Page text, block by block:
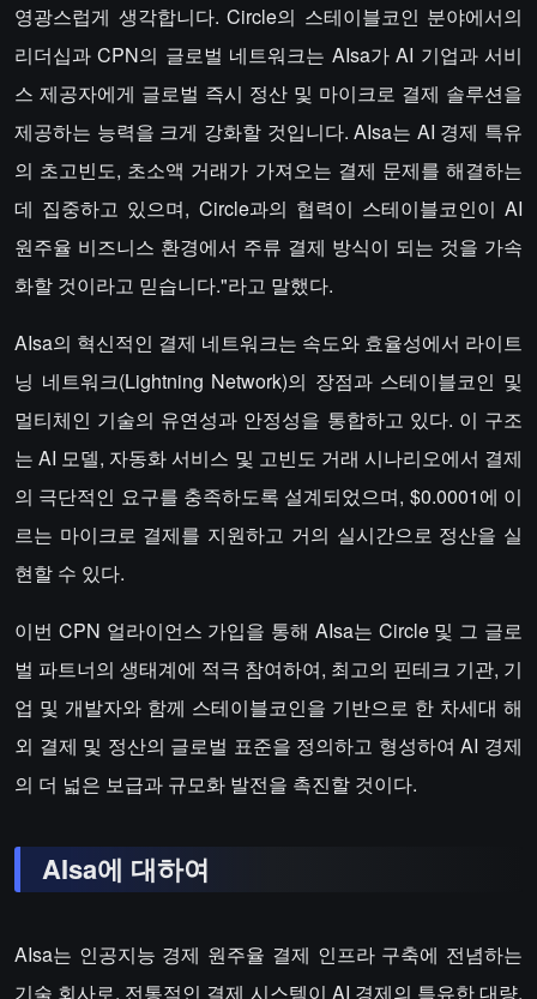
영광스럽게 생각합니다. Circle의 스테이블코인 분야에서의
리더십과 CPN의 글로벌 네트워크는 AIsa가 AI 기업과 서비
스 제공자에게 글로벌 즉시 정산 및 마이크로 결제 솔루션을
제공하는 능력을 크게 강화할 것입니다. AIsa는 AI 경제 특유
의 초고빈도, 초소액 거래가 가져오는 결제 문제를 해결하는
데 집중하고 있으며, Circle과의 협력이 스테이블코인이 AI
원주율 비즈니스 환경에서 주류 결제 방식이 되는 것을 가속
화할 것이라고 믿습니다."라고 말했다.
AIsa의 혁신적인 결제 네트워크는 속도와 효율성에서 라이트
닝 네트워크(Lightning Network)의 장점과 스테이블코인 및
멀티체인 기술의 유연성과 안정성을 통합하고 있다. 이 구조
는 AI 모델, 자동화 서비스 및 고빈도 거래 시나리오에서 결제
의 극단적인 요구를 충족하도록 설계되었으며, $0.0001에 이
르는 마이크로 결제를 지원하고 거의 실시간으로 정산을 실
현할 수 있다.
이번 CPN 얼라이언스 가입을 통해 AIsa는 Circle 및 그 글로
벌 파트너의 생태계에 적극 참여하여, 최고의 핀테크 기관, 기
업 및 개발자와 함께 스테이블코인을 기반으로 한 차세대 해
외 결제 및 정산의 글로벌 표준을 정의하고 형성하여 AI 경제
의 더 넓은 보급과 규모화 발전을 촉진할 것이다.
AIsa에 대하여
AIsa는 인공지능 경제 원주율 결제 인프라 구축에 전념하는
기술 회사로, 전통적인 결제 시스템이 AI 경제의 특유한 대량,